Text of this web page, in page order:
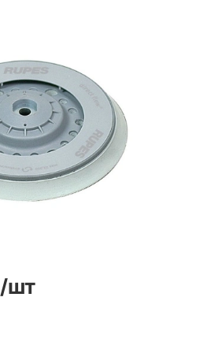
/шт